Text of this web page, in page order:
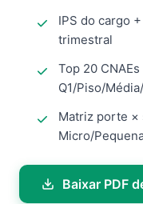
IPS do cargo
trimestral
Top 20 CNAEs
Q1/Piso/
Matriz porte ×
Micro/
Baixar PDF